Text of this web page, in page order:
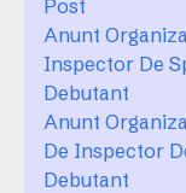
Post
Anunt
Inspector De
Debutant
Anunt
De Inspector
Debutant